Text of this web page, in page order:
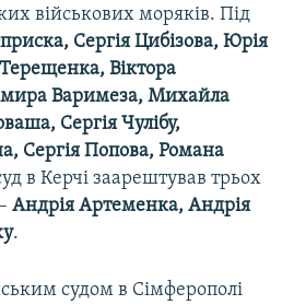
військових моряків. Під
Сергія Цибізова, Юрія
Віктора
Варимеза, Михайла
Сергія Чулібу,
Сергія Попова, Романа
в Керчі заарештував трьох
Андрія Артеменка, Андрія
.
судом в Сімферополі